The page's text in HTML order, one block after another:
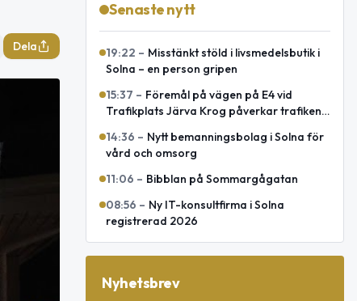
Dela
Senaste nytt
19:22 – Misstänkt stöld i livsmedelsbutik i
Solna – en person gripen
15:37 – Föremål på vägen på E4 vid
Trafikplats Järva Krog påverkar trafiken
14:36 – Nytt bemanningsbolag i Solna för
vård och omsorg
11:06 – Bibblan på Sommargågatan
08:56 – Ny IT-konsultfirma i Solna
registrerad 2026
Nyhetsbrev